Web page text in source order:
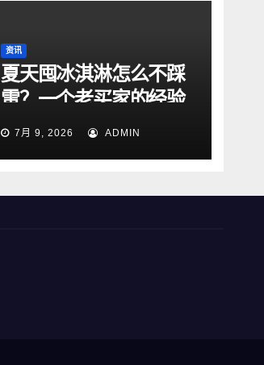
资讯
夏天囤冰淇淋怎么不踩
雷？一个老买家的经验
总结
7月 9, 2026 ADMIN